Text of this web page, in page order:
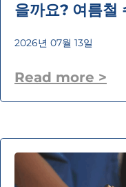
을까요? 여름철
2026년 07월 13일
Read more >